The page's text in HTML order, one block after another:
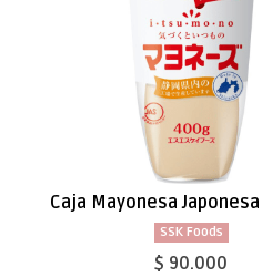
SSK Foods
$ 90.000